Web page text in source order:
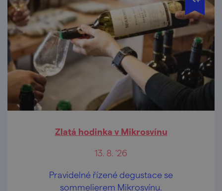
Zlatá hodinka v Mikrosvínu
13. 8. '26
Pravidelné řízené degustace se
sommelierem Mikrosvínu.